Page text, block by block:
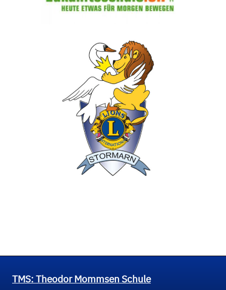
TMS: Theodor Mommsen Schule